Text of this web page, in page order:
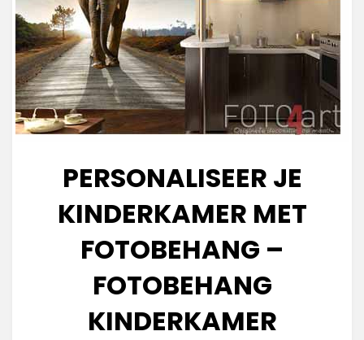
PERSONALISEER JE
KINDERKAMER MET
FOTOBEHANG –
FOTOBEHANG
KINDERKAMER